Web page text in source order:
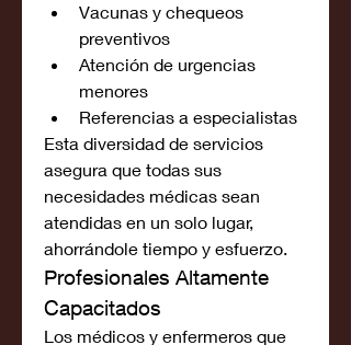
Vacunas y chequeos
preventivos
Atención de urgencias
menores
Referencias a especialistas
Esta diversidad de servicios
asegura que todas sus
necesidades médicas sean
atendidas en un solo lugar,
ahorrándole tiempo y esfuerzo.
Profesionales Altamente
Capacitados
Los médicos y enfermeros que